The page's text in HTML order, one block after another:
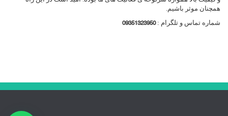
همچنان موثر باشیم.
شماره تماس و تلگرام :09351323950